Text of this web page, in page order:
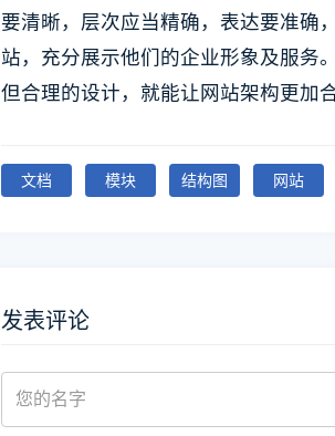
要清晰，层次应当精确，表达要准确
站，充分展示他们的企业形象及服务
但合理的设计，就能让网站架构更加
文档 模块 结构图 网站
发表评论